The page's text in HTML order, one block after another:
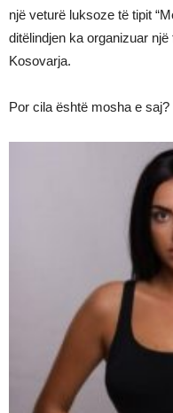
një veturë luksoze të tipit
ditëlindjen ka organizuar
Kosovarja.
Por cila është mosha e saj?